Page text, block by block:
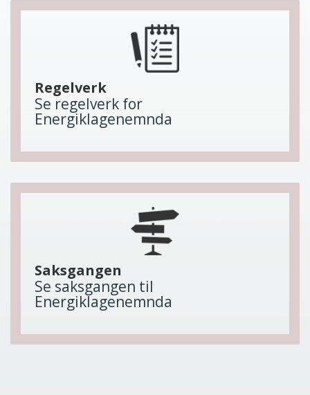
Regelverk
Se regelverk for
Energiklagenemnda
Saksgangen
Se saksgangen til
Energiklagenemnda